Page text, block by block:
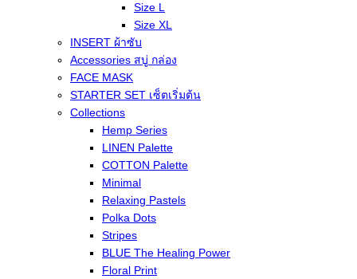
Size L
Size XL
INSERT ผ้าซับ
Accessories สบู่ กล่อง
FACE MASK
STARTER SET เซ็ตเริ่มต้น
Collections
Hemp Series
LINEN Palette
COTTON Palette
Minimal
Relaxing Pastels
Polka Dots
Stripes
BLUE The Healing Power
Floral Print